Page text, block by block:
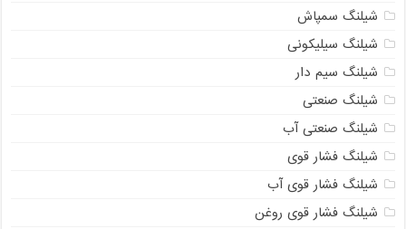
شیلنگ سمپاش
شیلنگ سیلیکونی
شیلنگ سیم دار
شیلنگ صنعتی
شیلنگ صنعتی آب
شیلنگ فشار قوی
شیلنگ فشار قوی آب
شیلنگ فشار قوی روغن